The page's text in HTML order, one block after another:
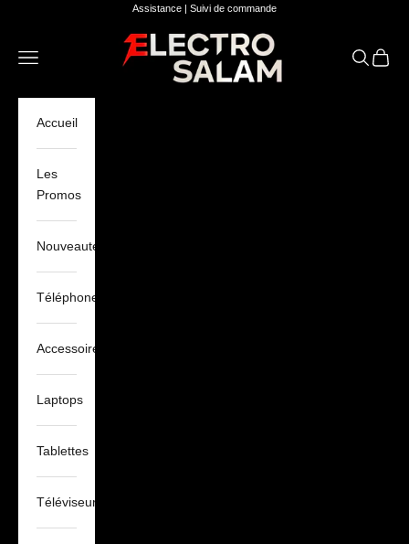
Assistance | Suivi de commande
Electro Salam
Ouvrir la navigation
Ouvrir la
Voir
Accueil
Les
Promos
Nouveautés
Téléphones
Accessoires
Laptops
Tablettes
Téléviseurs